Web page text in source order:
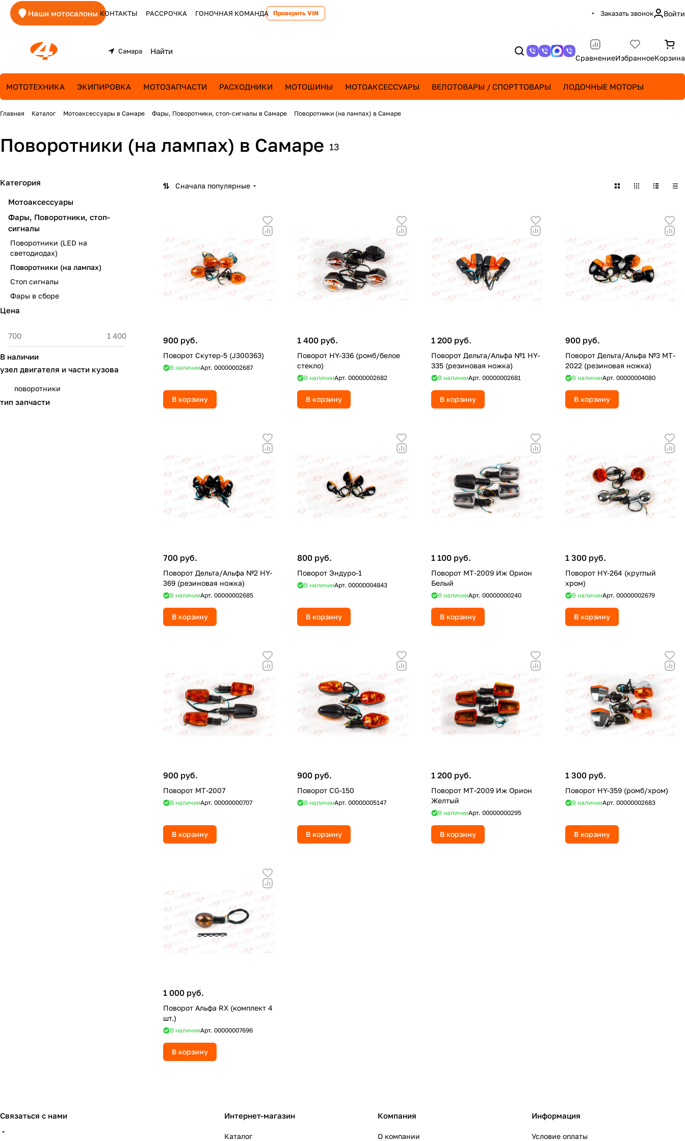
Наши мотосалоны КОНТАКТЫ РАССРОЧКА ГОНОЧНАЯ КОМАНДА Проверить VIN Заказать звонок Войти
Самара
СравнениеИзбранноеКорзина
МОТОТЕХНИКА ЭКИПИРОВКА МОТОЗАПЧАСТИ РАСХОДНИКИ МОТОШИНЫ МОТОАКСЕССУАРЫ ВЕЛОТОВАРЫ / СПОРТТОВАРЫ ЛОДОЧНЫЕ МОТОРЫ
Главная Каталог Мотоаксессуары в Самаре Фары, Поворотники, стоп-сигналы в Самаре Поворотники (на лампах) в Самаре
Поворотники (на лампах) в Самаре 13
Сначала популярные
900 руб.
Поворот Скутер-5 (J300363)
В наличииАрт. 00000002687
В корзину
1 400 руб.
Поворот HY-336 (ромб/белое
стекло)
В наличииАрт. 00000002682
В корзину
1 200 руб.
Поворот Дельта/Альфа №1 HY-
335 (резиновая ножка)
В наличииАрт. 00000002681
В корзину
900 руб.
Поворот Дельта/Альфа №3 MT-
2022 (резиновая ножка)
В наличииАрт. 00000004080
В корзину
700 руб.
Поворот Дельта/Альфа №2 HY-
369 (резиновая ножка)
В наличииАрт. 00000002685
В корзину
800 руб.
Поворот Эндуро-1
В наличииАрт. 00000004843
В корзину
1 100 руб.
Поворот MT-2009 Иж Орион
Белый
В наличииАрт. 00000000240
В корзину
1 300 руб.
Поворот HY-264 (круглый
хром)
В наличииАрт. 00000002679
В корзину
900 руб.
Поворот MT-2007
В наличииАрт. 00000000707
В корзину
900 руб.
Поворот CG-150
В наличииАрт. 00000005147
В корзину
1 200 руб.
Поворот MT-2009 Иж Орион
Желтый
В наличииАрт. 00000000295
В корзину
1 300 руб.
Поворот HY-359 (ромб/хром)
В наличииАрт. 00000002683
В корзину
1 000 руб.
Поворот Альфа RX (комплект 4
шт.)
В наличииАрт. 00000007696
В корзину
Категория
Мотоаксессуары
Фары, Поворотники, стоп-
сигналы
Поворотники (LED на
светодиодах)
Поворотники (на лампах)
Стоп сигналы
Фары в сборе
Цена
В наличии
узел двигателя и части кузова
поворотники
тип запчасти
Связаться с нами Интернет-магазин
Каталог
Компания
О компании
Информация
Условие оплаты